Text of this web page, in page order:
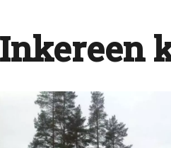
Inkereen